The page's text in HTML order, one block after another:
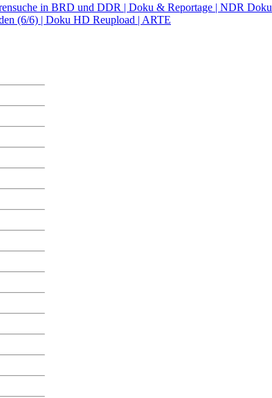
in BRD und DDR | Doku & Reportage | NDR Doku
(6/6) | Doku HD Reupload | ARTE